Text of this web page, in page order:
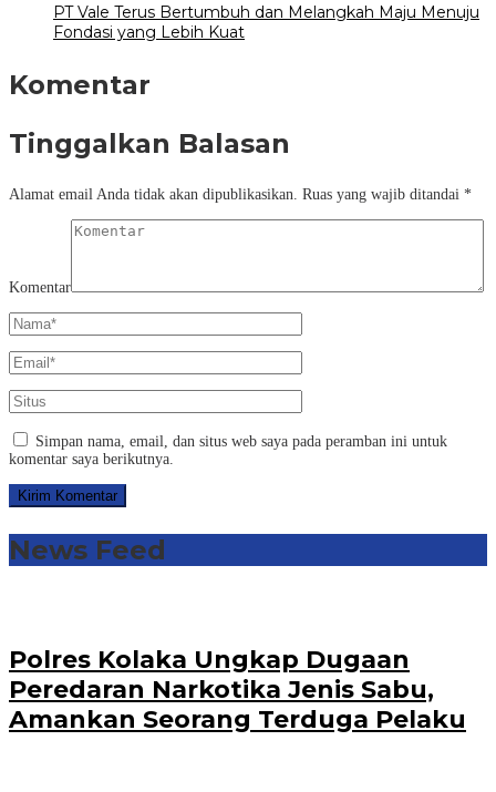
PT Vale Terus Bertumbuh dan Melangkah Maju Menuju
Fondasi yang Lebih Kuat
Komentar
Tinggalkan Balasan
Alamat email Anda tidak akan dipublikasikan. Ruas yang wajib ditandai *
Komentar
Simpan nama, email, dan situs web saya pada peramban ini untuk
komentar saya berikutnya.
News Feed
Polres Kolaka Ungkap Dugaan
Peredaran Narkotika Jenis Sabu,
Amankan Seorang Terduga Pelaku